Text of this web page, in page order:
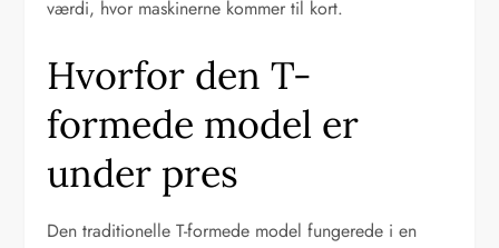
værdi, hvor maskinerne kommer til kort.
Hvorfor den T-
formede model er
under pres
Den traditionelle T-formede model fungerede i en